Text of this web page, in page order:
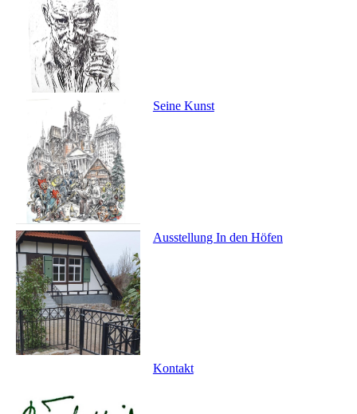
Seine Kunst
Ausstellung In den Höfen
Kontakt